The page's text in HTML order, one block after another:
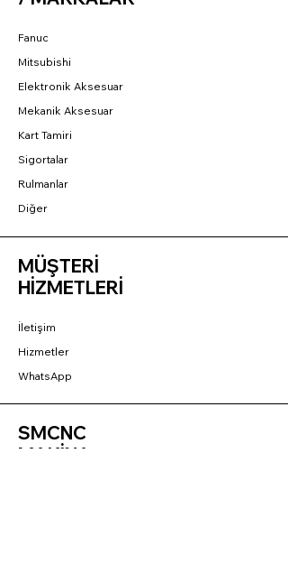
Fanuc
Mitsubishi
Elektronik Aksesuar
Mekanik Aksesuar
Kart Tamiri
Sigortalar
Rulmanlar
Diğer
MÜŞTERİ
HİZMETLERİ
İletişim
Hizmetler
WhatsApp
SMCNC
MAKİNA